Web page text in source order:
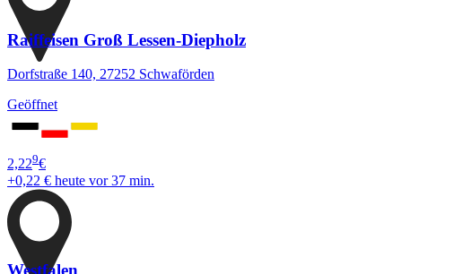
Raiffeisen Groß Lessen-Diepholz
Dorfstraße 140, 27252 Schwaförden
Geöffnet
2,229€
+0,22 € heute vor 37 min.